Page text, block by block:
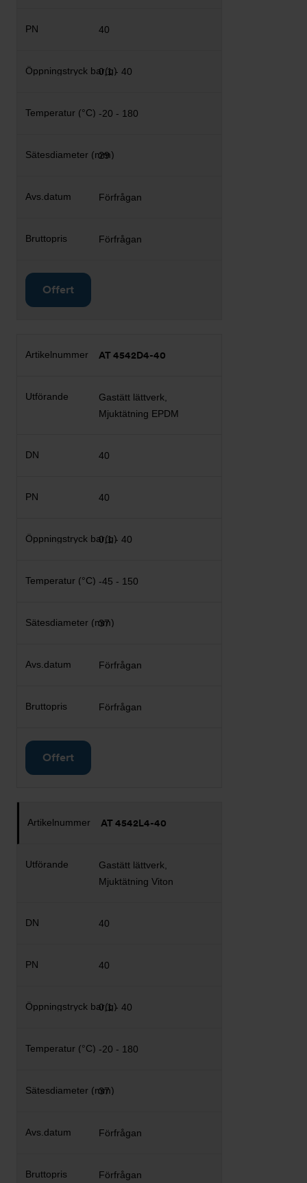
40
0,1 - 40
-20 - 180
29
Förfrågan
Förfrågan
Offert
AT 4542D4-40
Gastätt lättverk,
Mjuktätning EPDM
40
40
0,1 - 40
-45 - 150
37
Förfrågan
Förfrågan
Offert
AT 4542L4-40
Gastätt lättverk,
Mjuktätning Viton
40
40
0,1 - 40
-20 - 180
37
Förfrågan
Förfrågan